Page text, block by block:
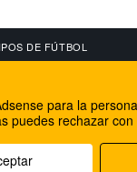
DE FÚTBOL
para la
puedes rechazar